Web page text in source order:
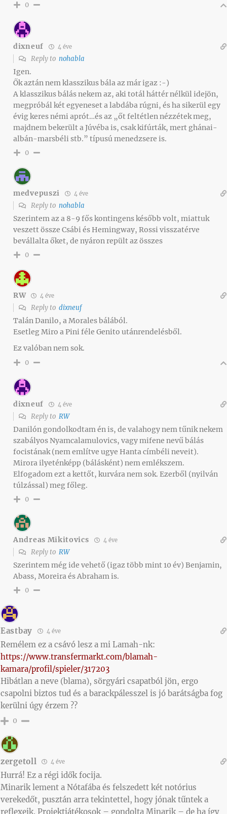
0
dixneuf 4 éve
Reply to nohabla
Igen.
Ők aztán nem klasszikus bála az már igaz :-)
A klasszikus bálás nekem az, aki totál háttér nélkül idejön,
megpróbál két egyeneset a labdába rúgni, és ha sikerül egy
évig keres némi aprót…és az „őt feltétlen nézzétek meg,
majdnem bekerült a Júvéba is, csak kifúrták, mert ghánai-
albán-marsbéli stb.” típusú menedzsere is.
0
medvepuszi 4 éve
Reply to nohabla
Szerintem az a 8-9 fős kontingens később volt, miattuk
veszett össze Csábi és Hemingway, Rossi visszatérve
bevállalta őket, de nyáron repült az összes
0
RW 4 éve
Reply to dixneuf
Talán Danilo, a Morales bálából.
Esetleg Miro a Pini féle Genito utánrendelésből.
Ez valóban nem sok.
0
dixneuf 4 éve
Reply to RW
Danilón gondolkodtam én is, de valahogy nem tűnik nekem
szabályos Nyamcalamulovics, vagy mifene nevű bálás
focistának (nem említve ugye Hanta címbéli neveit).
Mirora ilyeténképp (bálásként) nem emlékszem.
Elfogadom ezt a kettőt, kurvára nem sok. Ezerből (nyilván
túlzással) meg főleg.
0
Andreas Mikitovics 4 éve
Reply to RW
Szerintem még ide vehető (igaz több mint 10 év) Benjamin,
Abass, Moreira és Abraham is.
0
Eastbay 4 éve
Remélem ez a csávó lesz a mi Lamah-nk:
https://www.transfermarkt.com/blamah-
kamara/profil/spieler/317203
Hibátlan a neve (blama), sörgyári csapatból jön, ergo
csapolni biztos tud és a barackpálesszel is jó barátságba fog
kerülni úgy érzem ??
0
zergetoll 4 éve
Hurrá! Ez a régi idők focija.
Minarik lement a Nótafába és felszedett két notórius
verekedőt, pusztán arra tekintettel, hogy jónak tűntek a
reflexeik. Projektjátékosok – gondolta Minarik – de ha így